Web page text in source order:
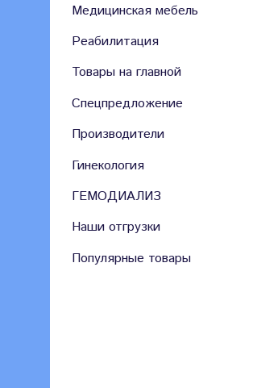
Медицинская мебель
Реабилитация
Товары на главной
Спецпредложение
Производители
Гинекология
ГЕМОДИАЛИЗ
Наши отгрузки
Популярные товары